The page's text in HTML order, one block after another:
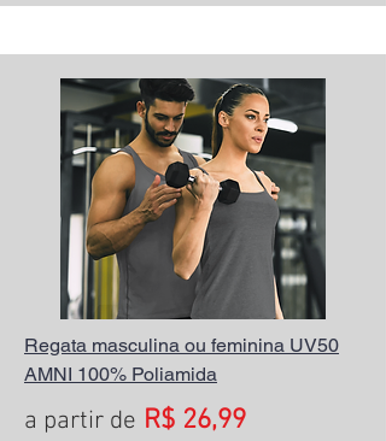
Regata masculina ou feminina UV50
AMNI 100% Poliamida
a partir de R$ 26,99